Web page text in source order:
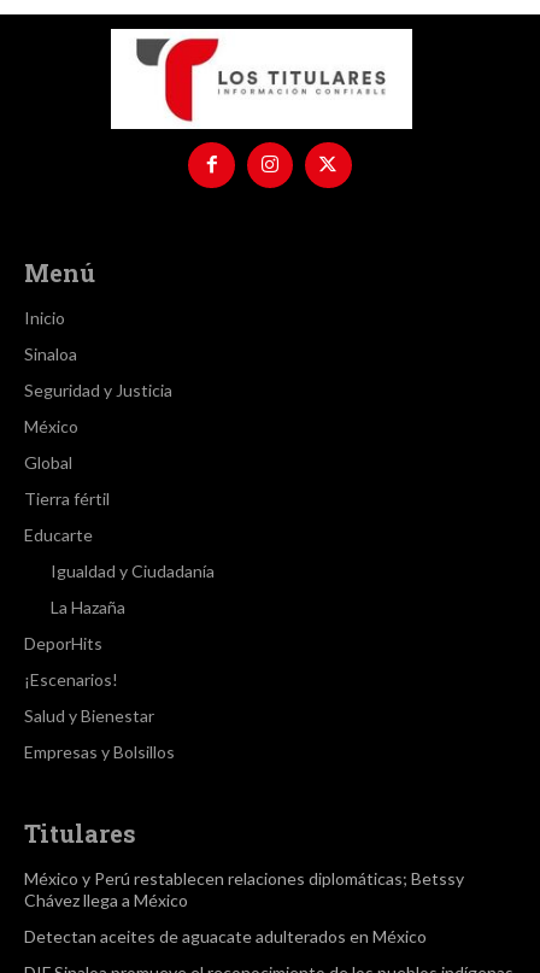
Menú
Inicio
Sinaloa
Seguridad y Justicia
México
Global
Tierra fértil
Educarte
Igualdad y Ciudadanía
La Hazaña
DeporHits
¡Escenarios!
Salud y Bienestar
Empresas y Bolsillos
Titulares
México y Perú restablecen relaciones diplomáticas; Betssy
Chávez llega a México
Detectan aceites de aguacate adulterados en México